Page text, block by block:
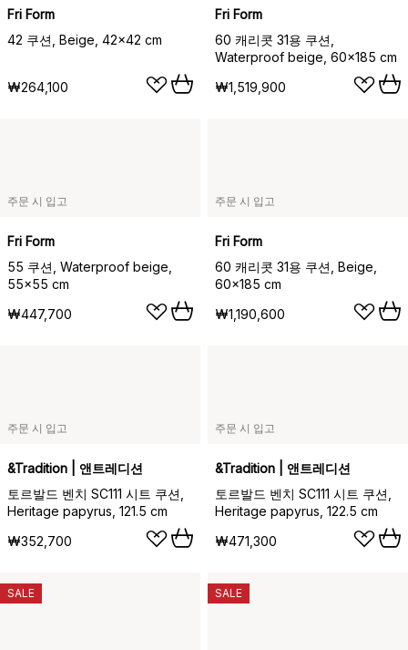
Fri Form
42 쿠션, Beige, 42x42 cm
₩264,100
Fri Form
60 캐리콧 31용 쿠션,
Waterproof beige, 60x185 cm
₩1,519,900
주문 시 입고
Fri Form
55 쿠션, Waterproof beige,
55x55 cm
₩447,700
주문 시 입고
Fri Form
60 캐리콧 31용 쿠션, Beige,
60x185 cm
₩1,190,600
주문 시 입고
&Tradition | 앤트레디션
토르발드 벤치 SC111 시트 쿠션,
Heritage papyrus, 121.5 cm
₩352,700
주문 시 입고
&Tradition | 앤트레디션
토르발드 벤치 SC111 시트 쿠션,
Heritage papyrus, 122.5 cm
₩471,300
SALE SALE